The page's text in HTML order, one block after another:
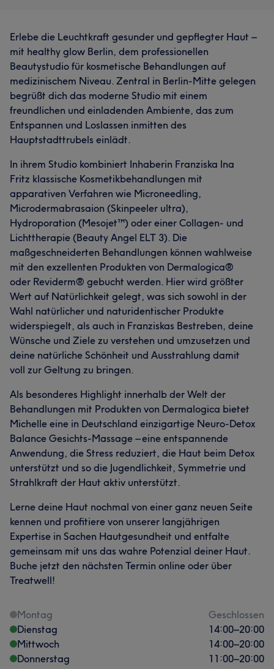
Erlebe die Leuchtkraft gesunder und gepflegter Haut –
mit healthy glow Berlin, dem professionellen
Beautystudio für kosmetische Behandlungen auf
medizinischem Niveau. Zentral in Berlin-Mitte gelegen
begrüßt dich das moderne Studio mit einem
freundlichen und einladenden Ambiente, das zum
Entspannen und Loslassen inmitten des
Hauptstadttrubels einlädt.
In ihrem Studio kombiniert Inhaberin Franziska Ina
Fritz klassische Kosmetikbehandlungen mit
apparativen Verfahren wie Microneedling,
Microdermabrasaion (Skinpeeler ultra),
Hydroporation (Mesojet™) oder einer Collagen- und
Lichttherapie (Beauty Angel ELT 3). Die
maßgeschneiderten Behandlungen können wahlweise
mit den exzellenten Produkten von Dermalogica®
oder Reviderm® gebucht werden. Hier wird größter
Wert auf Natürlichkeit gelegt, was sich sowohl in der
Wahl natürlicher und naturidentischer Produkte
widerspiegelt, als auch in Franziskas Bestreben, deine
Wünsche und Ziele zu verstehen und umzusetzen und
deine natürliche Schönheit und Ausstrahlung damit
voll zur Geltung zu bringen.
Als besonderes Highlight innerhalb der Welt der
Behandlungen mit Produkten von Dermalogica bietet
Michelle eine in Deutschland einzigartige Neuro-Detox
Balance Gesichts-Massage – eine entspannende
Anwendung, die Stress reduziert, die Haut beim Detox
unterstützt und so die Jugendlichkeit, Symmetrie und
Strahlkraft der Haut aktiv unterstützt.
Lerne deine Haut nochmal von einer ganz neuen Seite
kennen und profitiere von unserer langjährigen
Expertise in Sachen Hautgesundheit und entfalte
gemeinsam mit uns das wahre Potenzial deiner Haut.
Buche jetzt den nächsten Termin online oder über
Treatwell!
Montag
Geschlossen
Dienstag
14:00–20:00
Mittwoch
14:00–20:00
Donnerstag
11:00–20:00